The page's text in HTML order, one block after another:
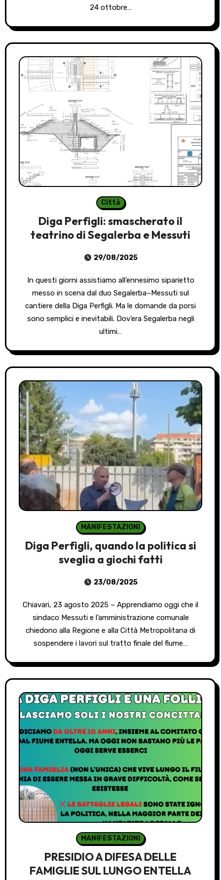
24 ottobre…
Città
Diga Perfigli: smascherato il
teatrino di Segalerba e Messuti
29/08/2025
messo in scena dal duo Segalerba–Messuti sul
cantiere della Diga Perfigli. Ma le domande da porsi
sono semplici e inevitabili. Dov’era Segalerba negli
ultimi…
MANIFESTAZIONI
Diga Perfigli, quando la politica si
sveglia a giochi fatti
23/08/2025
Chiavari, 23 agosto 2025 – Apprendiamo oggi che il
sindaco Messuti e l’amministrazione comunale
chiedono alla Regione e alla Città Metropolitana di
sospendere i lavori sul tratto finale del fiume…
MANIFESTAZIONI
PRESIDIO A DIFESA DELLE
FAMIGLIE SUL LUNGO ENTELLA